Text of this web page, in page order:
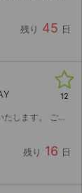
残り 45 日
さい。 公演が中止となった場合の...
残り 16 日
12